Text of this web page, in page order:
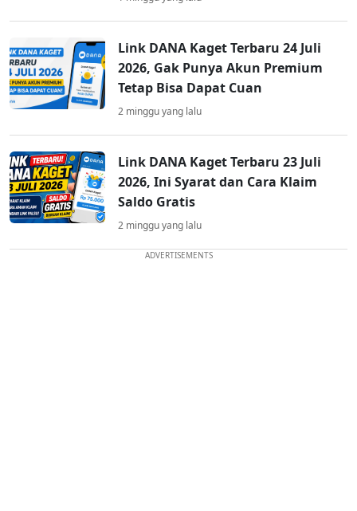
Link DANA Kaget Terbaru 24 Juli
2026, Gak Punya Akun Premium
Tetap Bisa Dapat Cuan
2 minggu yang lalu
Link DANA Kaget Terbaru 23 Juli
2026, Ini Syarat dan Cara Klaim
Saldo Gratis
2 minggu yang lalu
ADVERTISEMENTS